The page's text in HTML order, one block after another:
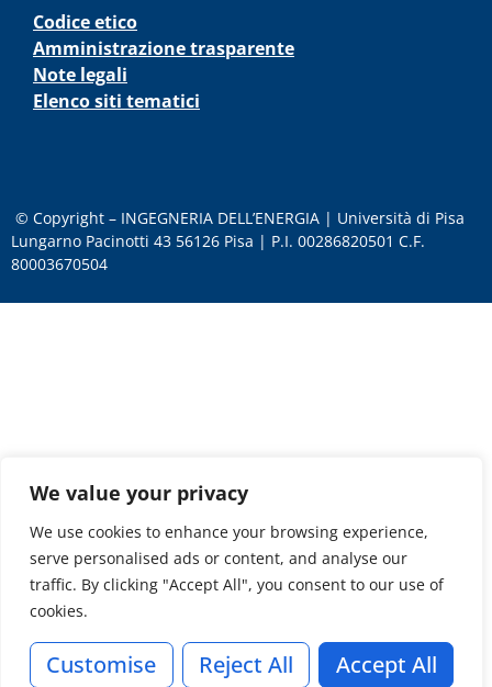
We value your privacy
We use cookies to enhance your browsing experience,
serve personalised ads or content, and analyse our
traffic. By clicking "Accept All", you consent to our use of
cookies.
Customise Reject All Accept All
Codice etico
Amministrazione trasparente
Note legali
Elenco siti tematici
© Copyright – INGEGNERIA DELL’ENERGIA | Università di Pisa
Lungarno Pacinotti 43 56126 Pisa | P.I. 00286820501 C.F.
80003670504